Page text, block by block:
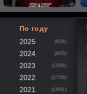
По году
2025
(836)
2024 (945)
2023 (1096)
2022 (1756)
2021 (1891)